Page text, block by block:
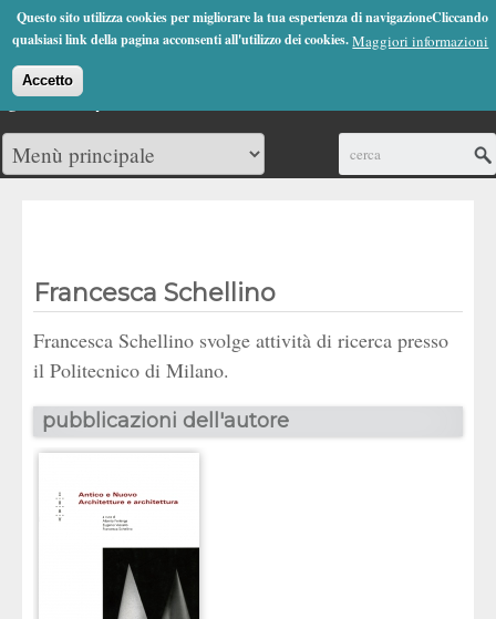
Questo sito utilizza cookies per migliorare la tua esperienza di navigazioneCliccando
qualsiasi link della pagina acconsenti all'utilizzo dei cookies.Maggiori informazioni
Accetto
Jump to Navigation
(0)
Francesca Schellino
Francesca Schellino svolge attività di ricerca presso
il Politecnico di Milano.
pubblicazioni dell'autore